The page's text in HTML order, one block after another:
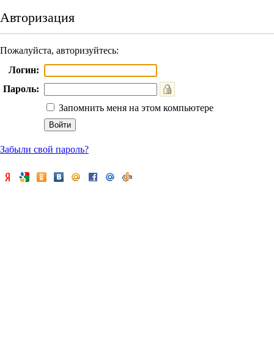
Авторизация
Пожалуйста, авторизуйтесь:
Логин:
Пароль:
Запомнить меня на этом компьютере
Забыли свой пароль?